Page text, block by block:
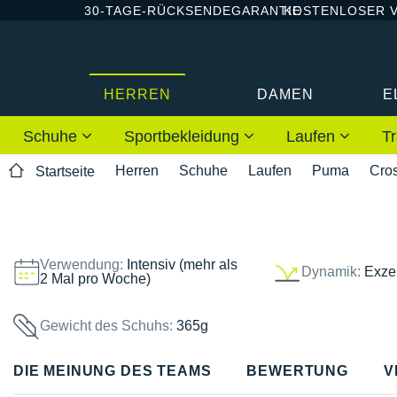
30-TAGE-RÜCKSENDEGARANTIEKOSTENLOSER
HERREN DAMEN
Schuhe Sportbekleidung Laufen
Startseite Herren Schuhe Laufen Puma
Verwendung: Intensiv (mehr als
2 Mal pro Woche)
Dynamik:
Gewicht des Schuhs: 365g
DIE MEINUNG DES TEAMS BEWERTUNG